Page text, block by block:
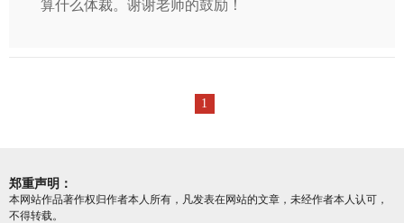
算什么体裁。谢谢老师的鼓励！
1
郑重声明：
本网站作品著作权归作者本人所有，凡发表在网站的文章，未经作者本人认可，
不得转载。